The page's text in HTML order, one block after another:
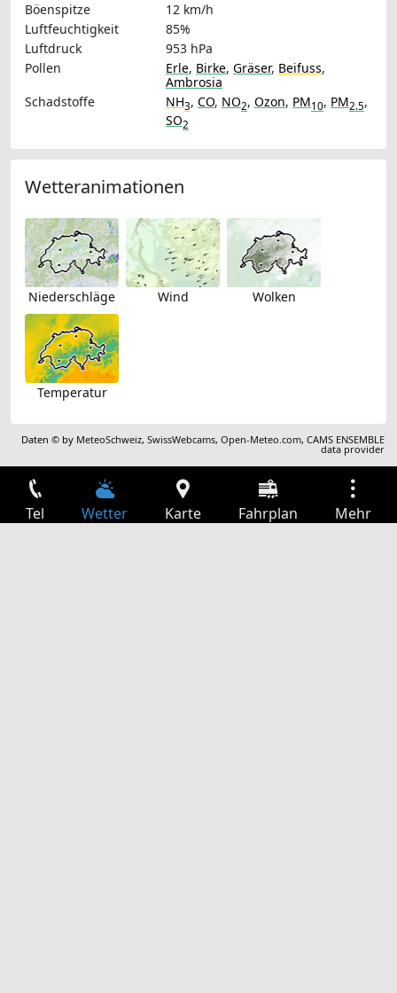
Böenspitze
12 km/h
Luftfeuchtigkeit
85%
Luftdruck
953 hPa
Pollen
Erle, Birke, Gräser, Beifuss,
Ambrosia
Schadstoffe
NH3, CO, NO2, Ozon, PM10, PM2.5,
SO2
Wetteranimationen
Niederschläge Wind Wolken
Temperatur
Daten © by MeteoSchweiz,SwissWebcams,Open-Meteo.com,CAMS ENSEMBLE
data provider
Tel Wetter Karte Fahrplan Mehr